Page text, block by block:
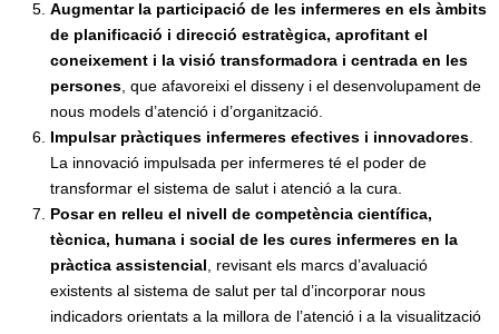
Augmentar la participació de les infermeres en els àmbits
de planificació i direcció estratègica, aprofitant el
coneixement i la visió transformadora i centrada en les
persones, que afavoreixi el disseny i el desenvolupament de
nous models d’atenció i d’organització.
Impulsar pràctiques infermeres efectives i innovadores.
La innovació impulsada per infermeres té el poder de
transformar el sistema de salut i atenció a la cura.
Posar en relleu el nivell de competència científica,
tècnica, humana i social de les cures infermeres en la
pràctica assistencial, revisant els marcs d’avaluació
existents al sistema de salut per tal d’incorporar nous
indicadors orientats a la millora de l’atenció i a la visualització